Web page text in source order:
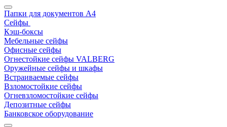
Папки для документов A4
Сейфы
Кэш-боксы
Мебельные сейфы
Офисные сейфы
Огнестойкие сейфы VALBERG
Оружейные сейфы и шкафы
Встраиваемые сейфы
Взломостойкие сейфы
Огневзломостойкие сейфы
Депозитные сейфы
Банковское оборудование